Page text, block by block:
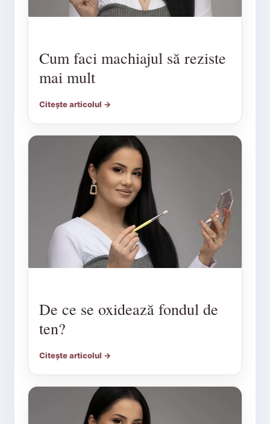
Cum faci machiajul să reziste
mai mult
Citește articolul →
De ce se oxidează fondul de
ten?
Citește articolul →